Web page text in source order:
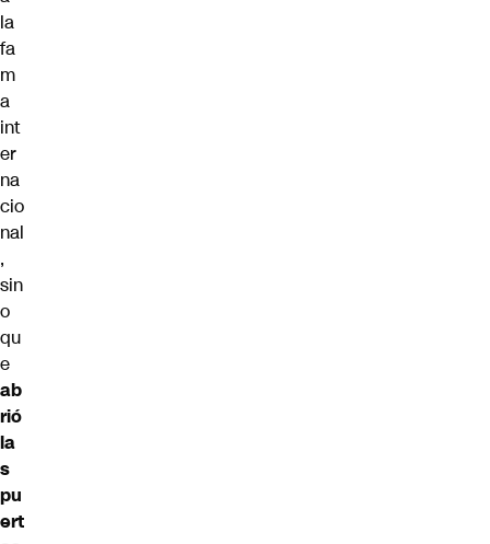
la
fa
m
a
int
er
na
cio
nal
,
sin
o
qu
e
ab
rió
la
s
pu
ert